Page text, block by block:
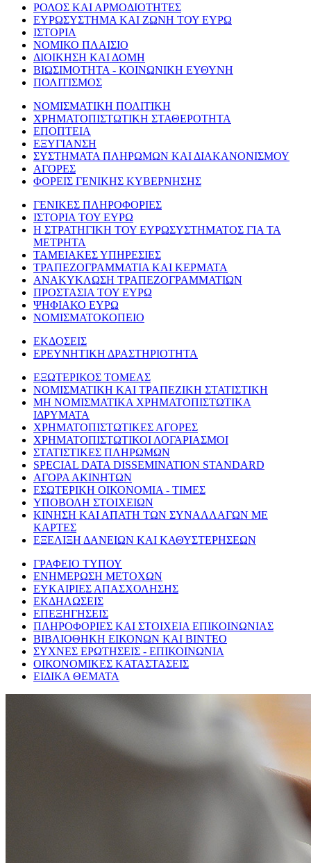
ΡΟΛΟΣ ΚΑΙ ΑΡΜΟΔΙΟΤΗΤΕΣ
ΕΥΡΩΣΥΣΤΗΜΑ ΚΑΙ ΖΩΝΗ ΤΟΥ ΕΥΡΩ
ΙΣΤΟΡΙΑ
ΝΟΜΙΚΟ ΠΛΑΙΣΙΟ
ΔΙΟΙΚΗΣΗ ΚΑΙ ΔΟΜΗ
ΒΙΩΣΙΜΟΤΗΤΑ - ΚΟΙΝΩΝΙΚΗ ΕΥΘΥΝΗ
ΠΟΛΙΤΙΣΜΟΣ
ΝΟΜΙΣΜΑΤΙΚΗ ΠΟΛΙΤΙΚΗ
ΧΡΗΜΑΤΟΠΙΣΤΩΤΙΚΗ ΣΤΑΘΕΡΟΤΗΤΑ
ΕΠΟΠΤΕΙΑ
ΕΞΥΓΙΑΝΣΗ
ΣΥΣΤΗΜΑΤΑ ΠΛΗΡΩΜΩΝ ΚΑΙ ΔΙΑΚΑΝΟΝΙΣΜΟΥ
ΑΓΟΡΕΣ
ΦΟΡΕΙΣ ΓΕΝΙΚΗΣ ΚΥΒΕΡΝΗΣΗΣ
ΓΕΝΙΚΕΣ ΠΛΗΡΟΦΟΡΙΕΣ
ΙΣΤΟΡΙΑ ΤΟΥ ΕΥΡΩ
Η ΣΤΡΑΤΗΓΙΚΗ ΤΟΥ ΕΥΡΩΣΥΣΤΗΜΑΤΟΣ ΓΙΑ ΤΑ
ΜΕΤΡΗΤΑ
ΤΑΜΕΙΑΚΕΣ ΥΠΗΡΕΣΙΕΣ
ΤΡΑΠΕΖΟΓΡΑΜΜΑΤΙΑ ΚΑΙ ΚΕΡΜΑΤΑ
ΑΝΑΚΥΚΛΩΣΗ ΤΡΑΠΕΖΟΓΡΑΜΜΑΤΙΩΝ
ΠΡΟΣΤΑΣΙΑ ΤΟΥ ΕΥΡΩ
ΨΗΦΙΑΚΟ ΕΥΡΩ
ΝΟΜΙΣΜΑΤΟΚΟΠΕΙΟ
ΕΚΔΟΣΕΙΣ
ΕΡΕΥΝΗΤΙΚΗ ΔΡΑΣΤΗΡΙΟΤΗΤΑ
ΕΞΩΤΕΡΙΚΟΣ ΤΟΜΕΑΣ
ΝΟΜΙΣΜΑΤΙΚΗ ΚΑΙ ΤΡΑΠΕΖΙΚΗ ΣΤΑΤΙΣΤΙΚΗ
ΜΗ ΝΟΜΙΣΜΑΤΙΚΑ ΧΡΗΜΑΤΟΠΙΣΤΩΤΙΚΑ
ΙΔΡΥΜΑΤΑ
ΧΡΗΜΑΤΟΠΙΣΤΩΤΙΚΕΣ ΑΓΟΡΕΣ
ΧΡΗΜΑΤΟΠΙΣΤΩΤΙΚΟΙ ΛΟΓΑΡΙΑΣΜΟΙ
ΣΤΑΤΙΣΤΙΚΕΣ ΠΛΗΡΩΜΩΝ
SPECIAL DATA DISSEMINATION STANDARD
ΑΓΟΡΑ ΑΚΙΝΗΤΩΝ
ΕΣΩΤΕΡΙΚΗ ΟΙΚΟΝΟΜΙΑ - ΤΙΜΕΣ
ΥΠΟΒΟΛΗ ΣΤΟΙΧΕΙΩΝ
ΚΙΝΗΣΗ ΚΑΙ ΑΠΑΤΗ ΤΩΝ ΣΥΝΑΛΛΑΓΩΝ ΜΕ
ΚΑΡΤΕΣ
ΕΞΕΛΙΞΗ ΔΑΝΕΙΩΝ ΚΑΙ ΚΑΘΥΣΤΕΡΗΣΕΩΝ
ΓΡΑΦΕΙΟ ΤΥΠΟΥ
ΕΝΗΜΕΡΩΣΗ ΜΕΤΟΧΩΝ
ΕΥΚΑΙΡΙΕΣ ΑΠΑΣΧΟΛΗΣΗΣ
ΕΚΔΗΛΩΣΕΙΣ
ΕΠΕΞΗΓΗΣΕΙΣ
ΠΛΗΡΟΦΟΡΙΕΣ ΚΑΙ ΣΤΟΙΧΕΙΑ ΕΠΙΚΟΙΝΩΝΙΑΣ
ΒΙΒΛΙΟΘΗΚΗ ΕΙΚΟΝΩΝ ΚΑΙ ΒΙΝΤΕΟ
ΣΥΧΝΕΣ ΕΡΩΤΗΣΕΙΣ - ΕΠΙΚΟΙΝΩΝΙΑ
ΟΙΚΟΝΟΜΙΚΕΣ ΚΑΤΑΣΤΑΣΕΙΣ
ΕΙΔΙΚΑ ΘΕΜΑΤΑ